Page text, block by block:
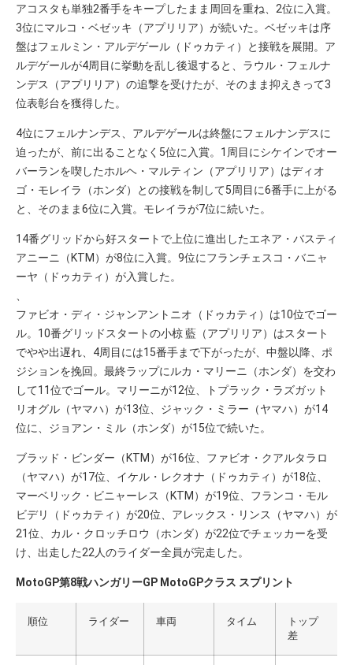
アコスタも単独2番手をキープしたまま周回を重ね、2位に入賞。
3位にマルコ・ベゼッキ（アプリリア）が続いた。ベゼッキは序
盤はフェルミン・アルデゲール（ドゥカティ）と接戦を展開。ア
ルデゲールが4周目に挙動を乱し後退すると、ラウル・フェルナ
ンデス（アプリリア）の追撃を受けたが、そのまま抑えきって3
位表彰台を獲得した。
4位にフェルナンデス、アルデゲールは終盤にフェルナンデスに
迫ったが、前に出ることなく5位に入賞。1周目にシケインでオー
バーランを喫したホルヘ・マルティン（アプリリア）はディオ
ゴ・モレイラ（ホンダ）との接戦を制して5周目に6番手に上がる
と、そのまま6位に入賞。モレイラが7位に続いた。
14番グリッドから好スタートで上位に進出したエネア・バスティ
アニーニ（KTM）が8位に入賞。9位にフランチェスコ・バニャ
ーヤ（ドゥカティ）が入賞した。
ファビオ・ディ・ジャンアントニオ（ドゥカティ）は10位でゴー
ル。10番グリッドスタートの小椋 藍（アプリリア）はスタート
でやや出遅れ、4周目には15番手まで下がったが、中盤以降、ポ
ジションを挽回。最終ラップにルカ・マリーニ（ホンダ）を交わ
して11位でゴール。マリーニが12位、トプラック・ラズガット
リオグル（ヤマハ）が13位、ジャック・ミラー（ヤマハ）が14
位に、ジョアン・ミル（ホンダ）が15位で続いた。
ブラッド・ビンダー（KTM）が16位、ファビオ・クアルタラロ
（ヤマハ）が17位、イケル・レクオナ（ドゥカティ）が18位、
マーベリック・ビニャーレス（KTM）が19位、フランコ・モル
ビデリ（ドゥカティ）が20位、アレックス・リンス（ヤマハ）が
21位、カル・クロッチロウ（ホンダ）が22位でチェッカーを受
け、出走した22人のライダー全員が完走した。
MotoGP第8戦ハンガリーGP MotoGPクラス スプリント
順位 ライダー 車両 タイム
トップ
差